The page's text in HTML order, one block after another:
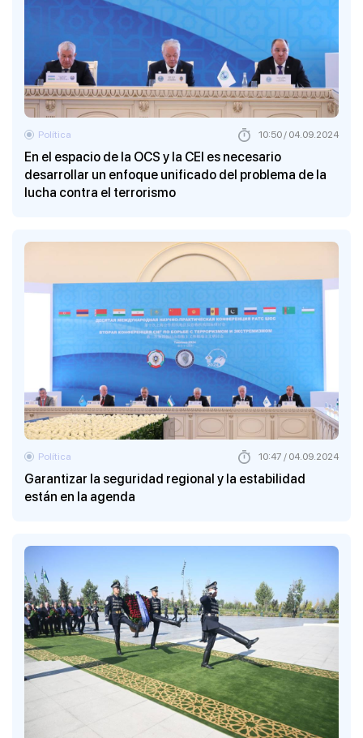
En el espacio de la OCS y la CEI es necesario
desarrollar un enfoque unificado del problema de la
lucha contra el terrorismo
Política 10:50 / 04.09.2024
Garantizar la seguridad regional y la estabilidad
están en la agenda
Política 10:47 / 04.09.2024